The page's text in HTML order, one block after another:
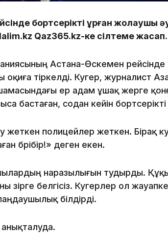
бортсерікті ұрған жолаушы
Qaz365.kz-ке сілтеме жасап.
Астана-Өскемен рейсінде
тіркелді. Куәгер, журналист
ер адам ұшақ жерге
бастаған, содан кейін
жеткен полицейлер жеткен. Бірақ
бәрібір!» деген екен.
наразылығын тудырды.
белгісіз. Куәгерлер ол
білдірді.